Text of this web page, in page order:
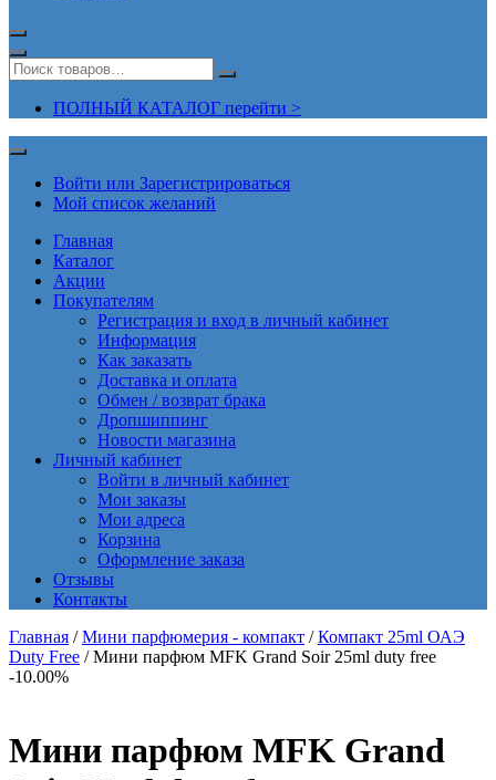
ПОЛНЫЙ КАТАЛОГ перейти >
Войти или Зарегистрироваться
Мой список желаний
Главная
Каталог
Акции
Покупателям
Регистрация и вход в личный кабинет
Информация
Как заказать
Доставка и оплата
Обмен / возврат брака
Дропшиппинг
Новости магазина
Личный кабинет
Войти в личный кабинет
Мои заказы
Мои адреса
Корзина
Оформление заказа
Отзывы
Контакты
Главная /Мини парфюмерия - компакт /Компакт 25ml ОАЭ
Duty Free / Мини парфюм MFK Grand Soir 25ml duty free
-10.00%
Мини парфюм MFK Grand